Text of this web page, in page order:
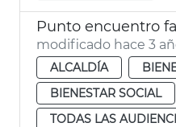
Punto encuentro
modificado hace 3
ALCALDÍA
BIENESTAR SOCIAL
TODAS LAS